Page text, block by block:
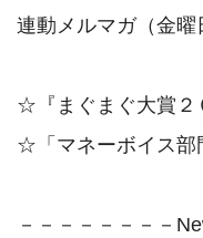
連動メルマガ（金曜
☆『まぐまぐ大賞２
☆「マネーボイス部
－－－－－－－－